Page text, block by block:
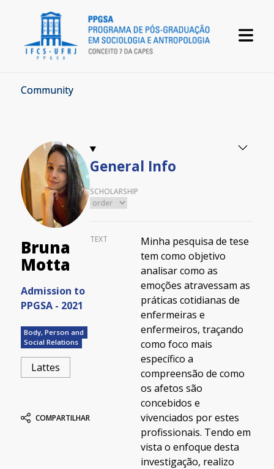
Community
Bruna
Motta
Admission to
PPGSA - 2021
Body, Person and
Social Relations
Lattes
COMPARTILHAR
General Info
SCHOLARSHIP
TEXT
Minha pesquisa de tese
tem como objetivo
analisar como as
emoções atravessam as
práticas cotidianas de
enfermeiras e
enfermeiros, traçando
como foco mais
específico a
compreensão de como
os afetos são
concebidos e
vivenciados por estes
profissionais. Tendo em
vista o enfoque desta
investigação, realizo